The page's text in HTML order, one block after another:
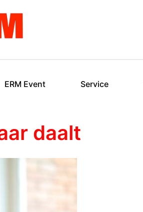
ERM Event Service
daalt